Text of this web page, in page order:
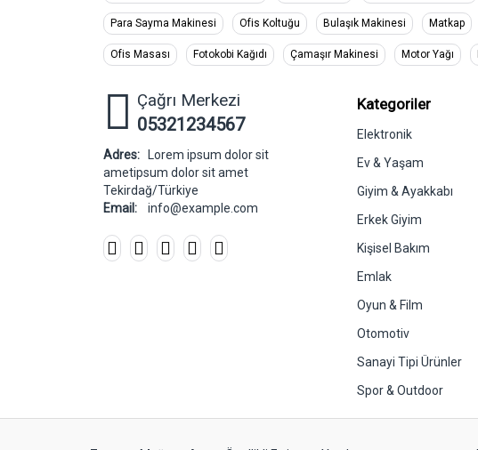
Para Sayma Makinesi Ofis Koltuğu Bulaşık Makinesi Matkap
Ofis Masası Fotokobi Kağıdı Çamaşır Makinesi Motor Yağı
Çağrı Merkezi
05321234567
Adres:
Lorem ipsum dolor sit
ametipsum dolor sit amet
Tekirdağ/Türkiye
Email:
info@example.com
Kategoriler
Elektronik
Ev & Yaşam
Giyim & Ayakkabı
Erkek Giyim
Kişisel Bakım
Emlak
Oyun & Film
Otomotiv
Sanayi Tipi Ürünler
Spor & Outdoor